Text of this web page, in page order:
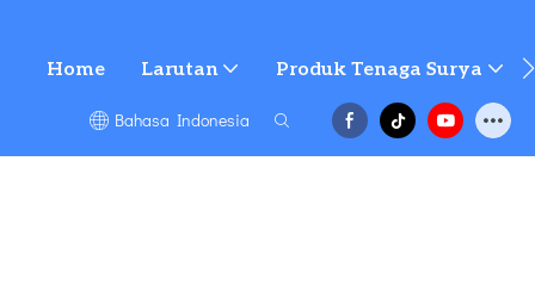
Home Larutan Produk Tenaga Surya
Bahasa Indonesia